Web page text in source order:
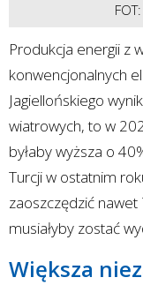
Produkcja energii z
konwencjonalnych
Jagiellońskiego
wiatrowych, to w
byłaby wyższa o
Turcji w ostatnim
zaoszczędzić
musiałyby zostać
Większa